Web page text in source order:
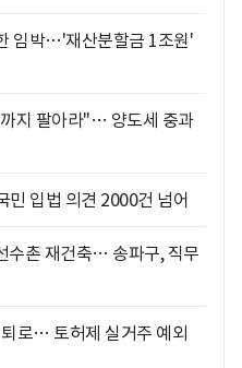
임박…'재산분할금 1조원'
지 팔아라"… 양도세 중과
민 입법 의견 2000건 넘어
수촌 재건축… 송파구, 직무
로… 토허제 실거주 예외